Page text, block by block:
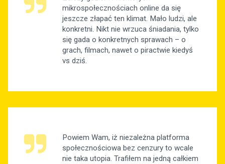
mikrospołecznościach online da się
jeszcze złapać ten klimat. Mało ludzi, ale
konkretni. Nikt nie wrzuca śniadania, tylko
się gada o konkretnych sprawach – o
grach, filmach, nawet o piractwie kiedyś
vs dziś.
Powiem Wam, iż niezależna platforma
społecznościowa bez cenzury to wcale
nie taka utopia. Trafiłem na jedną całkiem